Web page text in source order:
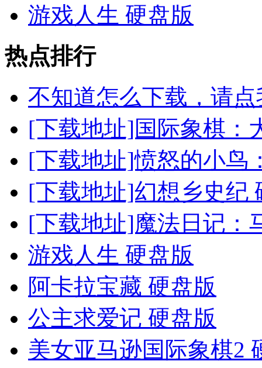
游戏人生 硬盘版
热点排行
不知道怎么下载，请
[下载地址]国际象棋：
[下载地址]愤怒的小鸟
[下载地址]幻想乡史纪
[下载地址]魔法日记：
游戏人生 硬盘版
阿卡拉宝藏 硬盘版
公主求爱记 硬盘版
美女亚马逊国际象棋2